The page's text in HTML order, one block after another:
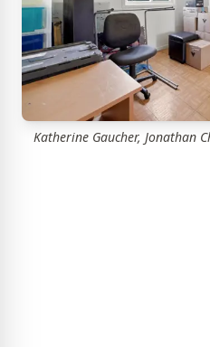
Katherine Gaucher, Jonathan